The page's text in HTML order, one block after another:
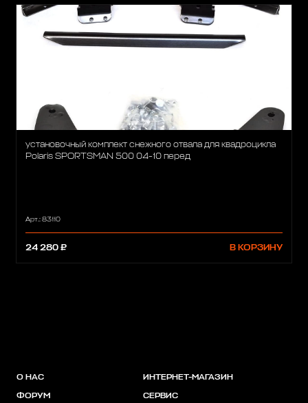
установочный комплект снежного отвала для квадроцикла
Polaris SPORTSMAN 500 04-10 перед
Арт.: 83110
24 280 ₽ В КОРЗИНУ
О НАС
ФОРУМ
ИНТЕРНЕТ-МАГАЗИН
СЕРВИС